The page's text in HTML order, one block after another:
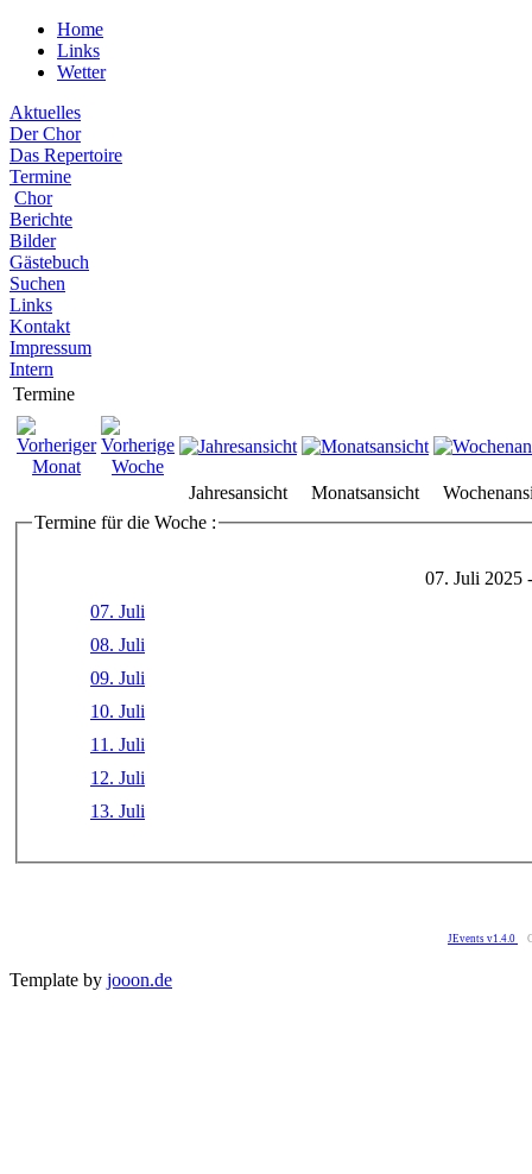
Home
Links
Wetter
Aktuelles
Der Chor
Das Repertoire
Termine
Chor
Berichte
Bilder
Gästebuch
Suchen
Links
Kontakt
Impressum
Intern
Termine
Jahresansicht Monatsansicht
Termine für die Woche :
07. Juli 2025
07. Juli
08. Juli
09. Juli
10. Juli
11. Juli
12. Juli
13. Juli
JEvents v1.4.0
Template by jooon.de